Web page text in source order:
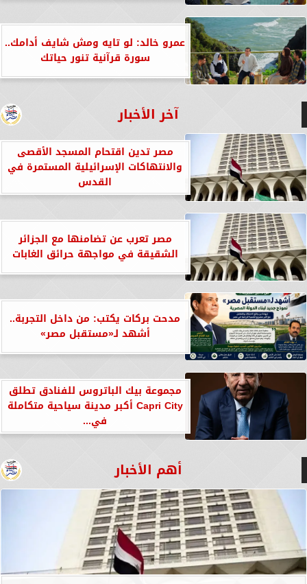
عمرو خالد: لو تايه ومش شايف أدامك..
سورة قرآنية تنور حياتك
آخر الأخبار
مصر تدين اقتحام المسجد الأقصى
والانتهاكات الإسرائيلية المستمرة في
القدس
مصر تعرب عن تضامنها مع الجزائر
الشقيقة في مواجهة حرائق الغابات
مدحت بركات يكتب: من داخل التجربة..
أشهد لـ«مستقبل مصر»
مجموعة بيك الباتروس للفنادق تطلق
Capri City أكبر مدينة سياحية متكاملة
في...
أهم الأخبار